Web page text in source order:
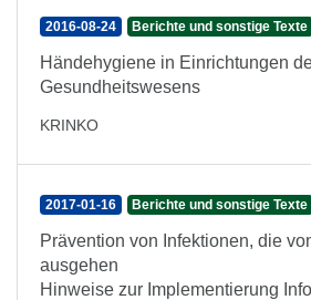
2016-08-24 Berichte und sonstige Texte
Händehygiene in Einrichtungen
Gesundheitswesens
KRINKO
2017-01-16 Berichte und sonstige Texte
Prävention von Infektionen, die
ausgehen
Hinweise zur Implementierung